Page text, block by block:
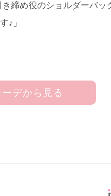
締め役のショルダーバッ
♪」
デから見る